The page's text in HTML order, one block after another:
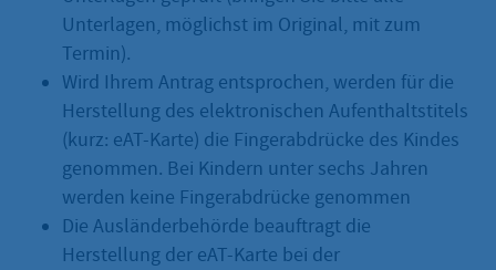
Unterlagen, möglichst im Original, mit zum
Termin).
Wird Ihrem Antrag entsprochen, werden für die
Herstellung des elektronischen Aufenthaltstitels
(kurz: eAT-Karte) die Fingerabdrücke des Kindes
genommen. Bei Kindern unter sechs Jahren
werden keine Fingerabdrücke genommen
Die Ausländerbehörde beauftragt die
Herstellung der eAT-Karte bei der